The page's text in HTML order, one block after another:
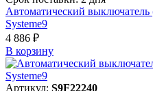
Автоматический
Systeme9
4 886 ₽
В корзинy
Артикул: S9F22240